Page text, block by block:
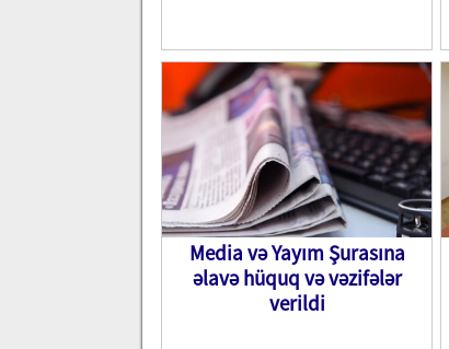
Media və Yayım Şurasına
əlavə hüquq və vəzifələr
verildi